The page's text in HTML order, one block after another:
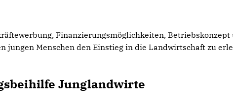
Finanzierungsmöglichkeiten,
jungen Menschen den Einstieg in die Landwirtschaft zu
Junglandwirte